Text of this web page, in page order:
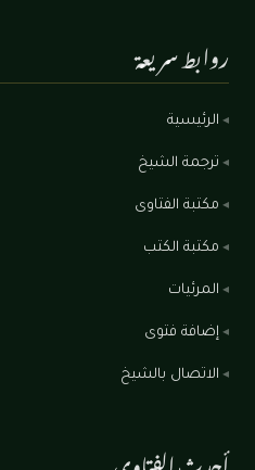
روابط سريعة
الرئيسية
ترجمة الشيخ
مكتبة الفتاوى
مكتبة الكتب
المرئيات
إضافة فتوى
الاتصال بالشيخ